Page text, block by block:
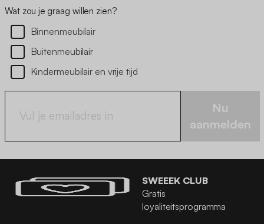
Wat zou je graag willen zien?
Binnenmeubilair
Buitenmeubilair
Kindermeubilair en vrije tijd
Nu
aanmelden
SWEEEK CLUB
Gratis
loyaliteitsprogramma